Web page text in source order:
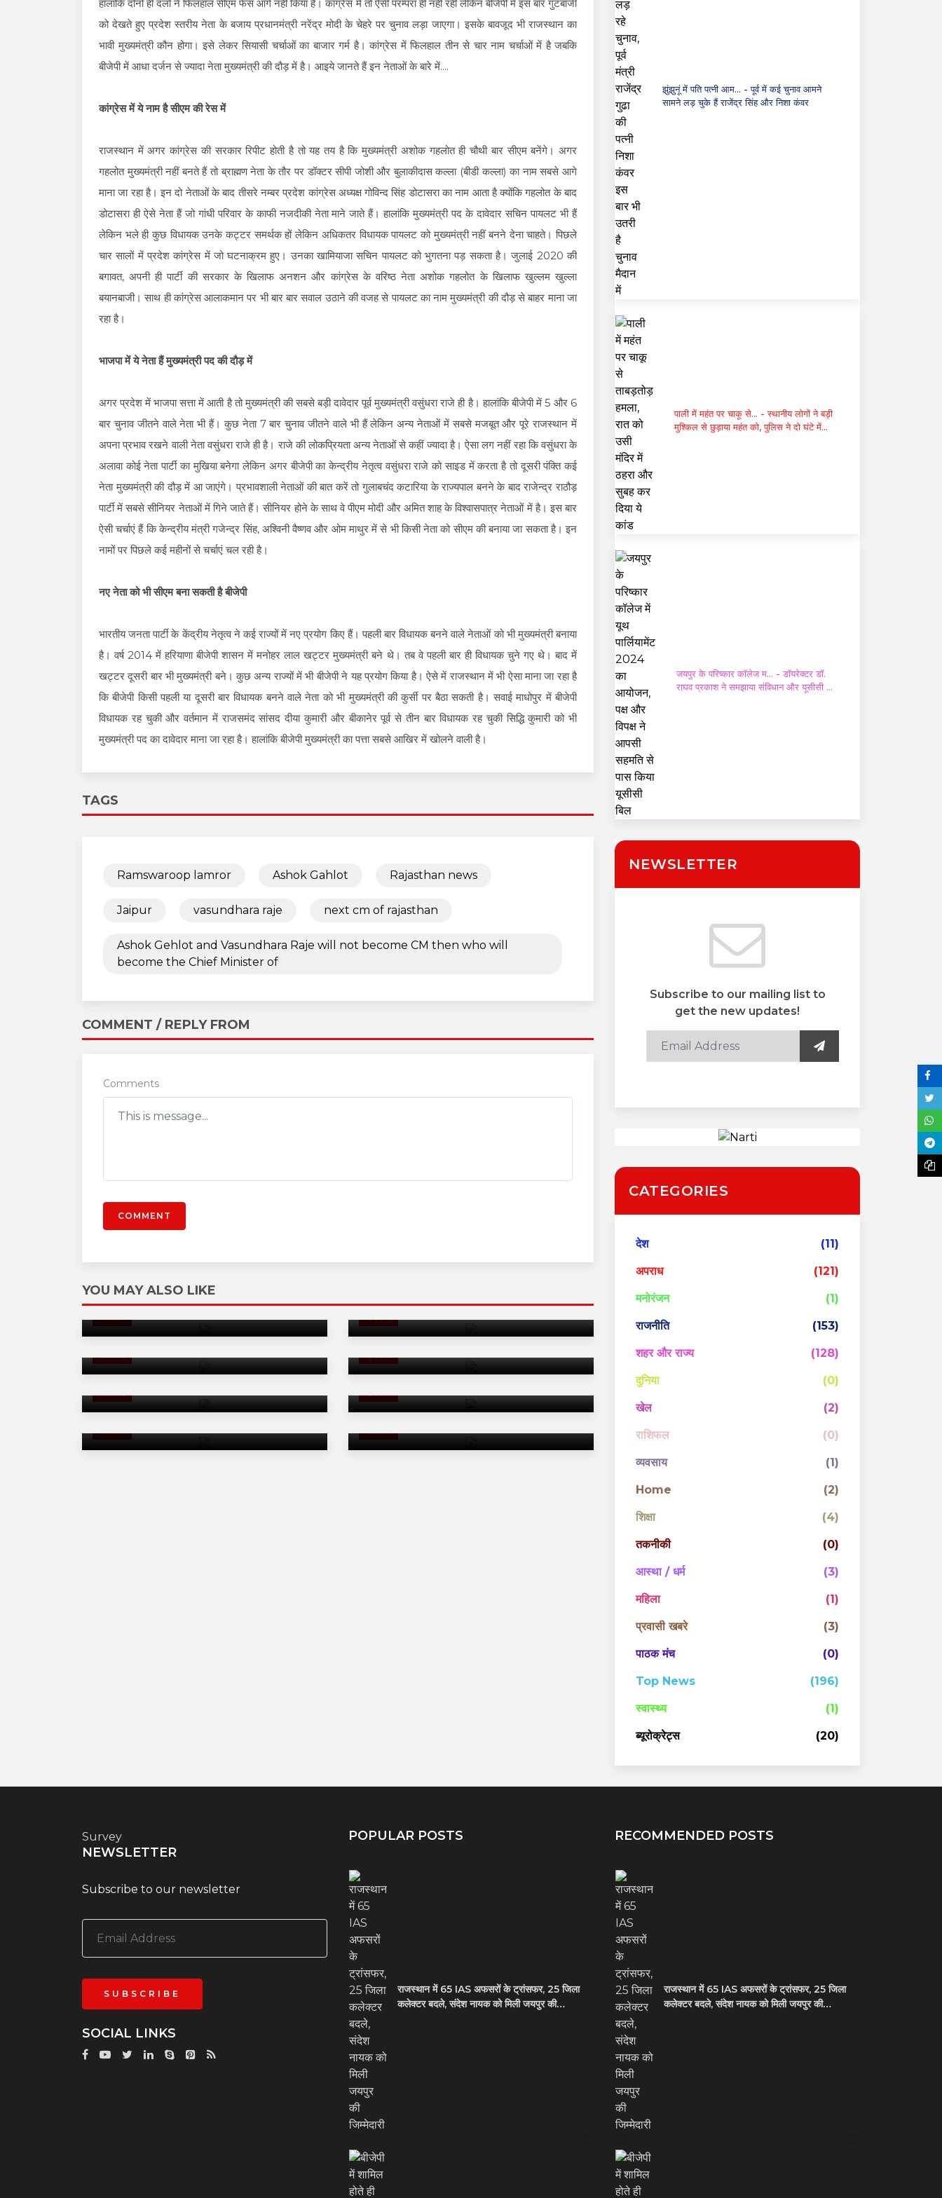
हालांकि दोनों ही दलों ने फिलहाल सीएम फेस आगे नहीं किया है। कांग्रेस में तो ऐसी परम्परा ही नहीं रही लेकिन बीजेपी में इस बार गुटबाजी
को देखते हुए प्रदेश स्तरीय नेता के बजाय प्रधानमंत्री नरेंद्र मोदी के चेहरे पर चुनाव लड़ा जाएगा। इसके बावजूद भी राजस्थान का
भावी मुख्यमंत्री कौन होगा। इसे लेकर सियासी चर्चाओं का बाजार गर्म है। कांग्रेस में फिलहाल तीन से चार नाम चर्चाओं में है जबकि
बीजेपी में आधा दर्जन से ज्यादा नेता मुख्यमंत्री की दौड़ में है। आइये जानते हैं इन नेताओं के बारे में....
कांग्रेस में ये नाम है सीएम की रेस में
राजस्थान में अगर कांग्रेस की सरकार रिपीट होती है तो यह तय है कि मुख्यमंत्री अशोक गहलोत ही चौथी बार सीएम बनेंगे। अगर
गहलोत मुख्यमंत्री नहीं बनते हैं तो ब्राह्मण नेता के तौर पर डॉक्टर सीपी जोशी और बुलाकीदास कल्ला (बीडी कल्ला) का नाम सबसे आगे
माना जा रहा है। इन दो नेताओं के बाद तीसरे नम्बर प्रदेश कांग्रेस अध्यक्ष गोविन्द सिंह डोटासरा का नाम आता है क्योंकि गहलोत के बाद
डोटासरा ही ऐसे नेता हैं जो गांधी परिवार के काफी नजदीकी नेता माने जाते हैं। हालांकि मुख्यमंत्री पद के दावेदार सचिन पायलट भी हैं
लेकिन भले ही कुछ विधायक उनके कट्टर समर्थक हों लेकिन अधिकतर विधायक पायलट को मुख्यमंत्री नहीं बनने देना चाहते। पिछले
चार सालों में प्रदेश कांग्रेस में जो घटनाक्रम हुए। उनका खामियाजा सचिन पायलट को भुगतना पड़ सकता है। जुलाई 2020 की
बगावत, अपनी ही पार्टी की सरकार के खिलाफ अनशन और कांग्रेस के वरिष्ठ नेता अशोक गहलोत के खिलाफ खुल्लम खुल्ला
बयानबाजी। साथ ही कांग्रेस आलाकमान पर भी बार बार सवाल उठाने की वजह से पायलट का नाम मुख्यमंत्री की दौड़ से बाहर माना जा
रहा है।
भाजपा में ये नेता हैं मुख्यमंत्री पद की दौड़ में
अगर प्रदेश में भाजपा सत्ता में आती है तो मुख्यमंत्री की सबसे बड़ी दावेदार पूर्व मुख्यमंत्री वसुंधरा राजे ही है। हालांकि बीजेपी में 5 और 6
बार चुनाव जीतने वाले नेता भी हैं। कुछ नेता 7 बार चुनाव जीतने वाले भी हैं लेकिन अन्य नेताओं में सबसे मजबूत और पूरे राजस्थान में
अपना प्रभाव रखने वाली नेता वसुंधरा राजे ही है। राजे की लोकप्रियता अन्य नेताओं से कहीं ज्यादा है। ऐसा लग नहीं रहा कि वसुंधरा के
अलावा कोई नेता पार्टी का मुखिया बनेगा लेकिन अगर बीजेपी का केन्द्रीय नेतृत्व वसुंधरा राजे को साइड में करता है तो दूसरी पंक्ति कई
नेता मुख्यमंत्री की दौड़ में आ जाएंगे। प्रभावशाली नेताओं की बात करें तो गुलाबचंद कटारिया के राज्यपाल बनने के बाद राजेन्द्र राठौड़
पार्टी में सबसे सीनियर नेताओं में गिने जाते हैं। सीनियर होने के साथ वे पीएम मोदी और अमित शाह के विश्वासपात्र नेताओं में है। इस बार
ऐसी चर्चाएं हैं कि केन्द्रीय मंत्री गजेन्द्र सिंह, अश्विनी वैष्णव और ओम माथुर में से भी किसी नेता को सीएम की बनाया जा सकता है। इन
नामों पर पिछले कई महीनों से चर्चाएं चल रही है।
नए नेता को भी सीएम बना सकती है बीजेपी
भारतीय जनता पार्टी के केंद्रीय नेतृत्व ने कई राज्यों में नए प्रयोग किए हैं। पहली बार विधायक बनने वाले नेताओं को भी मुख्यमंत्री बनाया
है। वर्ष 2014 में हरियाणा बीजेपी शासन में मनोहर लाल खट्टर मुख्यमंत्री बने थे। तब वे पहली बार ही विधायक चुने गए थे। बाद में
खट्टर दूसरी बार भी मुख्यमंत्री बने। कुछ अन्य राज्यों में भी बीजेपी ने यह प्रयोग किया है। ऐसे में राजस्थान में भी ऐसा माना जा रहा है
कि बीजेपी किसी पहली या दूसरी बार विधायक बनने वाले नेता को भी मुख्यमंत्री की कुर्सी पर बैठा सकती है। सवाई माधोपुर में बीजेपी
विधायक रह चुकी और वर्तमान में राजसमंद सांसद दीया कुमारी और बीकानेर पूर्व से तीन बार विधायक रह चुकी सिद्धि कुमारी को भी
मुख्यमंत्री पद का दावेदार माना जा रहा है। हालांकि बीजेपी मुख्यमंत्री का पत्ता सबसे आखिर में खोलने वाली है।
TAGS
Ramswaroop lamror Ashok Gahlot Rajasthan news
Jaipur vasundhara raje next cm of rajasthan
Ashok Gehlot and Vasundhara Raje will not become CM then who will
become the Chief Minister of
COMMENT / REPLY FROM
Comments
COMMENT
YOU MAY ALSO LIKE
राजनीति
करने के लिए नए जिला प्रभारियों की नियुक्ति, यंग
लीडर्स को दिया गया है मौका
राजनीति
तू मैं मैं', राज्य सरकार ने दे दिया बड़ा इनाम
राजनीति
सीकर की गंदगी पर फूटा मंत्री दिलावर का गुस्सा: 6
राजनीति
पीएम मोदी के जन्मदिन के अवसर पर भाजपा मनाएगी
राजनीति
ईडी मामले में सोनिया गांधी एवं राहुल गांधी की गिरफ्तारी
राजनीति
'5 किलो से पेट नहीं भरता मंत्री जी, कम से कम चार
राजनीति
गजेंद्र सिंह शेखावत बोले - गहलोत को बोलने का
राजनीति
पूर्व सीएम स्वर्गीय शिवचरण माथुर की पुत्री और दोहिती
झुंझुनूं में पति पत्नी आम... - पूर्व में कई चुनाव आमने
सामने लड़ चुके हैं राजेंद्र सिंह और निशा कंवर
पाली में महंत पर चाकू से... - स्थानीय लोगों ने बड़ी
मुश्किल से छुड़ाया महंत को, पुलिस ने दो घंटे में
जयपुर के परिष्कार कॉलेज म... - डॉयरेक्टर डॉ.
राघव प्रकाश ने समझाया संविधान और यूसीसी का
NEWSLETTER
Subscribe to our mailing list to
get the new updates!
CATEGORIES
देश (11)
अपराध (121)
मनोरंजन (1)
राजनीति (153)
शहर और राज्य (128)
दुनिया (0)
खेल (2)
राशिफल (0)
व्यवसाय (1)
Home (2)
शिक्षा (4)
तकनीकी (0)
आस्था / धर्म (3)
महिला (1)
प्रवासी खबरे (3)
पाठक मंच (0)
Top News (196)
स्वास्थ्य (1)
ब्यूरोक्रेट्स (20)
Survey
NEWSLETTER
Subscribe to our newsletter
SUBSCRIBE
SOCIAL LINKS
POPULAR POSTS
राजस्थान में 65 IAS अफसरों के ट्रांसफर, 25 जिला
कलेक्टर बदले, संदेश नायक को मिली जयपुर की
RECOMMENDED POSTS
राजस्थान में 65 IAS अफसरों के ट्रांसफर, 25 जिला
कलेक्टर बदले, संदेश नायक को मिली जयपुर की